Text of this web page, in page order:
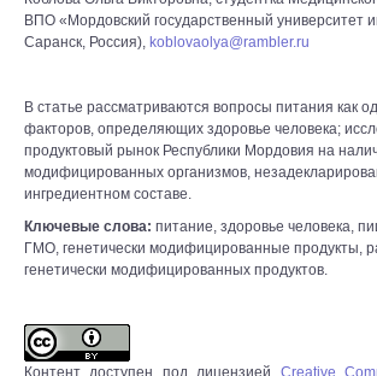
ВПО «Мордовский государственный университет
Саранск, Россия), koblovaolya@rambler.ru
В статье рассматриваются вопросы питания как
факторов, определяющих здоровье человека;
продуктовый рынок Республики Мордовия на
модифицированных организмов,
ингредиентном составе.
Ключевые слова: питание, здоровье человека,
ГМО, генетически модифицированные продукты,
генетически модифицированных продуктов.
Контент доступен под лицензией Creative